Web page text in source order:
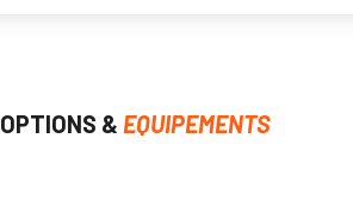
OPTIONS & EQUIPEMENTS